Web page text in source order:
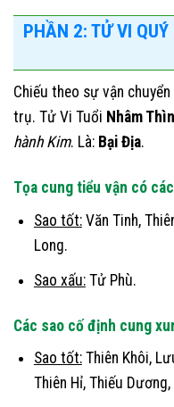
PHẦN 2: TỬ VI
Chiếu theo sự vận
trụ. Tử Vi Tuổi Nhâm Thìn
hành Kim. Là: Bại Địa.
Tọa cung tiểu vận có
Sao tốt:Văn Tinh,
Long.
Sao xấu:Tử Phù.
Các sao cố định cung
Sao tốt:Thiên Khôi,
Thiên Hỉ, Thiếu